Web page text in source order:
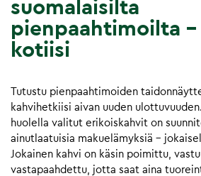
suomalaisilta
pienpaahtimoilta –
kotiisi
Tutustu pienpaahtimoiden
kahvihetkiisi aivan uuden
huolella valitut erikoiskahvit on
ainutlaatuisia makuelämyksiä –
Jokainen kahvi on käsin poimittu,
vastapaahdettu, jotta saat aina